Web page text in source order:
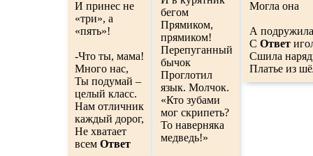
И принес не
«три», а
«пять»!
-Что ты, мама!
Много нас,
Ты подумай –
целый класс.
Нам отличник
каждый дорог,
Не хватает
всемОтвет
бегом
Прямиком,
прямиком!
Перепуганный
бычок
Проглотил
язык. Молчок.
«Кто зубами
мог скрипеть?
То наверняка
медведь!»
Могла она
А
СОтвет
Сшила
Платье из